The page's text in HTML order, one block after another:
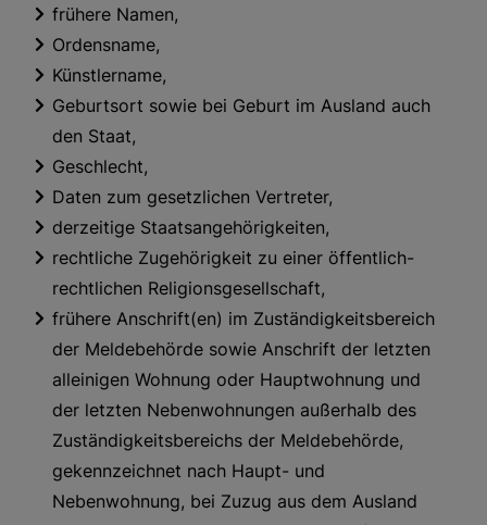
frühere Namen,
Ordensname,
Künstlername,
Geburtsort sowie bei Geburt im Ausland auch
den Staat,
Geschlecht,
Daten zum gesetzlichen Vertreter,
derzeitige Staatsangehörigkeiten,
rechtliche Zugehörigkeit zu einer öffentlich-
rechtlichen Religionsgesellschaft,
frühere Anschrift(en) im Zuständigkeitsbereich
der Meldebehörde sowie Anschrift der letzten
alleinigen Wohnung oder Hauptwohnung und
der letzten Nebenwohnungen außerhalb des
Zuständigkeitsbereichs der Meldebehörde,
gekennzeichnet nach Haupt- und
Nebenwohnung, bei Zuzug aus dem Ausland